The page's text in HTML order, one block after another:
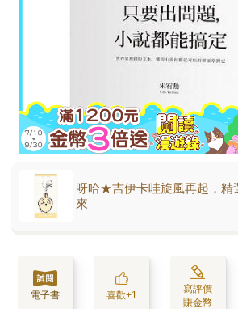
呀哈★吉伊卡哇旋風再起，精
來
電子書 喜歡+1
寫評價
賺金幣